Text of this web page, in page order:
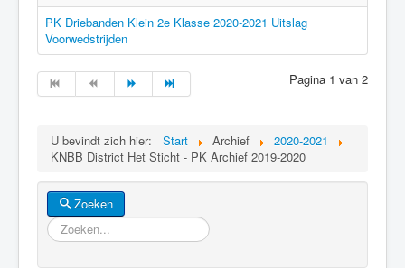
PK Driebanden Klein 2e Klasse 2020-2021 Uitslag
Voorwedstrijden
Pagina 1 van 2
U bevindt zich hier: Start Archief
2020-2021
KNBB District Het Sticht - PK Archief 2019-2020
Zoeken
Zoeken